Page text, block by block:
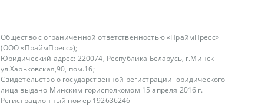
Общество с ограниченной ответственностью «ПраймПресс»
(ООО «ПраймПресс»);
Юридический адрес: 220074, Республика Беларусь, г.Минск
ул.Харьковская,90, пом.16;
Свидетельство о государственной регистрации юридического
лица выдано Минским горисполкомом 15 апреля 2016 г.
Регистрационный номер 192636246